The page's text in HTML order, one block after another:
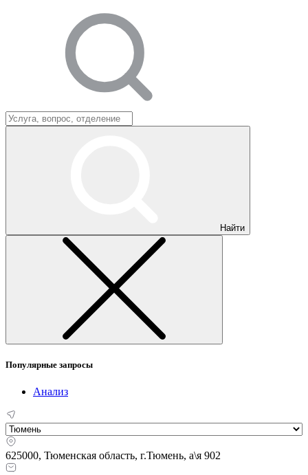
Найти
Популярные запросы
Анализ
625000, Тюменская область, г.Тюмень, а\я 902